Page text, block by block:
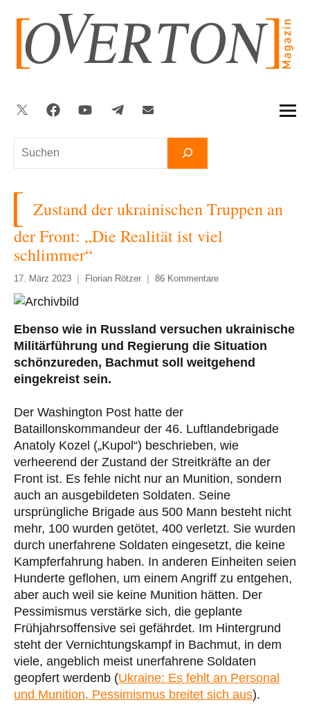
springen
Suchen
Twitter FacebookYouTubeTelegram
Zustand der ukrainischen Truppen an
der Front: „Die Realität ist viel
schlimmer“
17. März 2023 Florian Rötzer 86 Kommentare
Ebenso wie in Russland versuchen ukrainische
Militärführung und Regierung die Situation
schönzureden, Bachmut soll weitgehend
eingekreist sein.
Der Washington Post hatte der
Bataillonskommandeur der 46. Luftlandebrigade
Anatoly Kozel („Kupol“) beschrieben, wie
verheerend der Zustand der Streitkräfte an der
Front ist. Es fehle nicht nur an Munition, sondern
auch an ausgebildeten Soldaten. Seine
ursprüngliche Brigade aus 500 Mann besteht nicht
mehr, 100 wurden getötet, 400 verletzt. Sie wurden
durch unerfahrene Soldaten eingesetzt, die keine
Kampferfahrung haben. In anderen Einheiten seien
Hunderte geflohen, um einem Angriff zu entgehen,
aber auch weil sie keine Munition hätten. Der
Pessimismus verstärke sich, die geplante
Frühjahrsoffensive sei gefährdet. Im Hintergrund
steht der Vernichtungskampf in Bachmut, in dem
viele, angeblich meist unerfahrene Soldaten
geopfert werdenb (Ukraine: Es fehlt an Personal
und Munition, Pessimismus breitet sich aus).